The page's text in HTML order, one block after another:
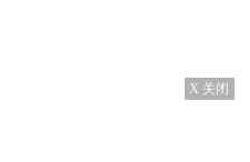
X 关闭